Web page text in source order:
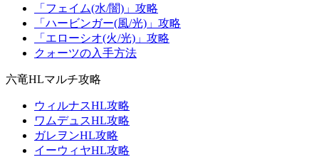
「フェイム(水/闇)」攻略
「ハービンガー(風/光)」攻略
「エローシオ(火/光)」攻略
クォーツの入手方法
六竜HLマルチ攻略
ウィルナスHL攻略
ワムデュスHL攻略
ガレヲンHL攻略
イーウィヤHL攻略